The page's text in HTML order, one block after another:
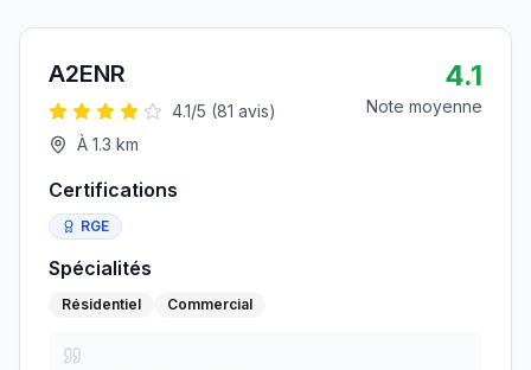
A2ENR
4.1/5 (81 avis)
À 1.3 km
4.1
Note moyenne
Certifications
RGE
Spécialités
Résidentiel Commercial